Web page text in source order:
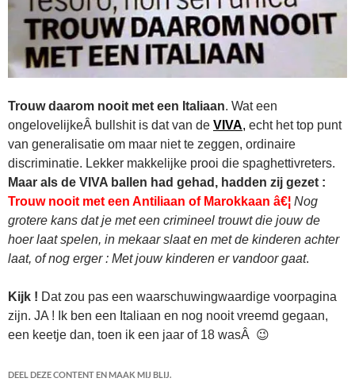
Trouw daarom nooit met een Italiaan. Wat een
ongelovelijkeÂ bullshit is dat van de VIVA, echt het top punt
van generalisatie om maar niet te zeggen, ordinaire
discriminatie. Lekker makkelijke prooi die spaghettivreters.
Maar als de VIVA ballen had gehad, hadden zij gezet :
Trouw nooit met een Antiliaan of Marokkaan â€¦ Nog
grotere kans dat je met een crimineel trouwt die jouw de
hoer laat spelen, in mekaar slaat en met de kinderen achter
laat, of nog erger : Met jouw kinderen er vandoor gaat.
Kijk ! Dat zou pas een waarschuwingwaardige voorpagina
zijn. JA ! Ik ben een Italiaan en nog nooit vreemd gegaan,
een keetje dan, toen ik een jaar of 18 wasÂ 😉
DEEL DEZE CONTENT EN MAAK MIJ BLIJ.